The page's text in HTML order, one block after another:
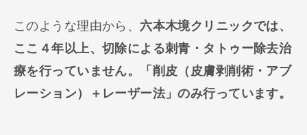
このような理由から、 六本木境クリニックでは、
ここ４年以上、切除による刺青・タトゥー除去治
療を行っていません。「削皮（皮膚剥削術・アブ
レーション）＋レーザー法」のみ行っています。